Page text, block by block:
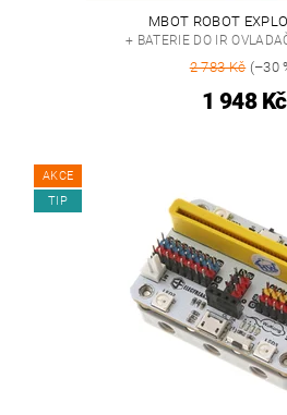
MBOT ROBOT
+ BATERIE DO IR
2 783 Kč(–30
1 948 Kč
AKCE
TIP